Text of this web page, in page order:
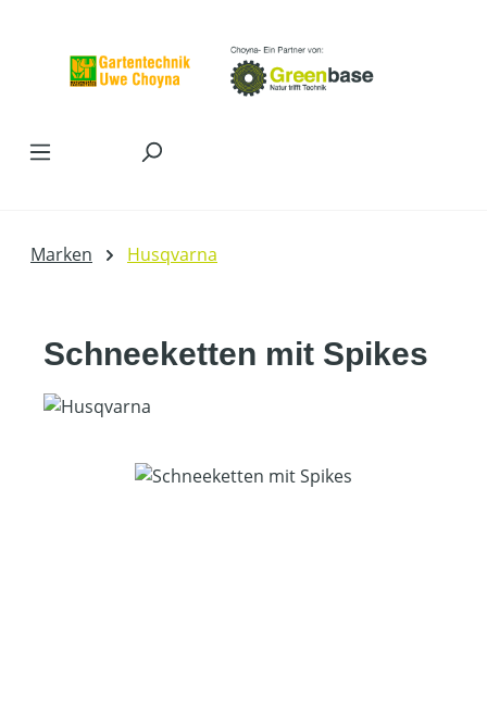
Marken Husqvarna
Schneeketten mit Spikes
Bildergalerie überspringen